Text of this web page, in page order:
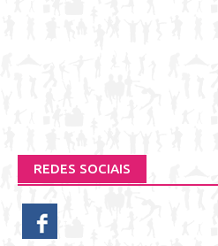
REDES SOCIAIS